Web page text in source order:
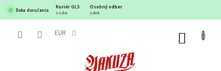
obsah
Doba doručenia
Kuriér GLS Osobný odber
1-2 dni 1 deň
EUR